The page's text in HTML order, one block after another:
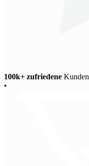
100k+ zufriedene Kunden
•